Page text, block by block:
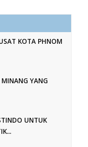
KOTA PHNOM
YANG
UNTUK